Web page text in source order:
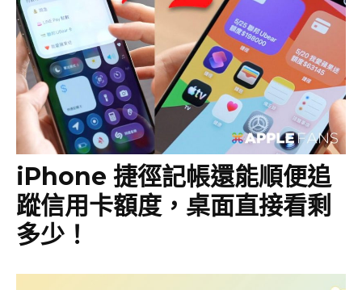
iPhone 捷徑記帳還能順便追
蹤信用卡額度，桌面直接看剩
多少！